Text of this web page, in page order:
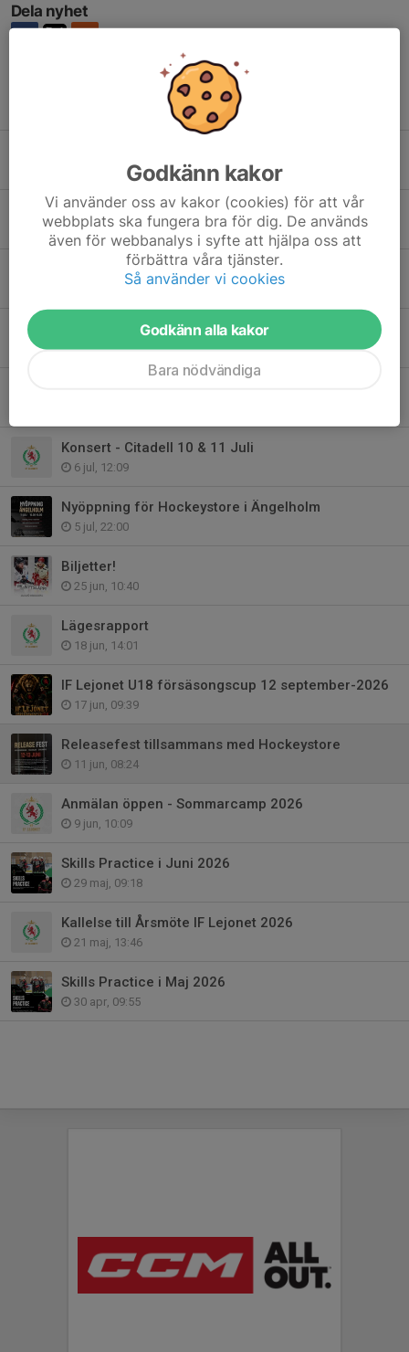
Dela nyhet
5 aug, 09:57
IF Lejonet dagen 12 augusti på Hockeystore!
4 aug, 17:54
Sommarcampen 2026
16 jul, 16:17
(Sen) rapport från årsmötet
14 jul, 12:05
Konsert - Citadell 10 & 11 Juli
6 jul, 12:09
Nyöppning för Hockeystore i Ängelholm
5 jul, 22:00
Biljetter!
25 jun, 10:40
Lägesrapport
18 jun, 14:01
IF Lejonet U18 försäsongscup 12 september-2026
17 jun, 09:39
Releasefest tillsammans med Hockeystore
11 jun, 08:24
Anmälan öppen - Sommarcamp 2026
9 jun, 10:09
Skills Practice i Juni 2026
29 maj, 09:18
Kallelse till Årsmöte IF Lejonet 2026
21 maj, 13:46
Skills Practice i Maj 2026
30 apr, 09:55
Godkänn kakor
Vi använder oss av kakor (cookies) för att vår
webbplats ska fungera bra för dig. De används
även för webbanalys i syfte att hjälpa oss att
förbättra våra tjänster.
Så använder vi cookies
Godkänn alla kakor
Bara nödvändiga